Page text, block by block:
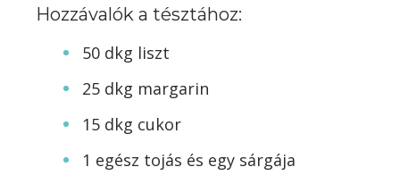
Hozzávalók a tésztához:
50 dkg liszt
25 dkg margarin
15 dkg cukor
1 egész tojás és egy sárgája